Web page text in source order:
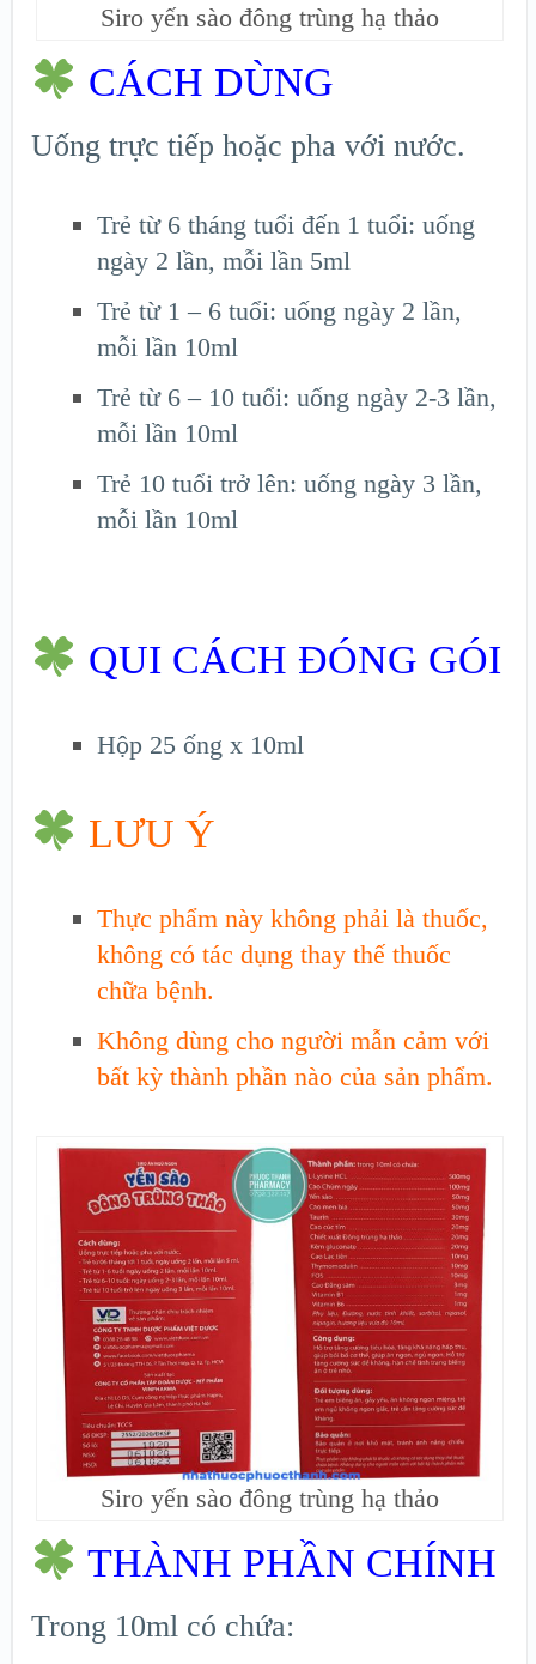
Siro yến sào đông trùng hạ thảo
CÁCH DÙNG
Uống trực tiếp hoặc pha với nước.
Trẻ từ 6 tháng tuổi đến 1 tuổi: uống
ngày 2 lần, mỗi lần 5ml
Trẻ từ 1 – 6 tuổi: uống ngày 2 lần,
mỗi lần 10ml
Trẻ từ 6 – 10 tuổi: uống ngày 2-3 lần,
mỗi lần 10ml
Trẻ 10 tuổi trở lên: uống ngày 3 lần,
mỗi lần 10ml
QUI CÁCH ĐÓNG GÓI
Hộp 25 ống x 10ml
LƯU Ý
Thực phẩm này không phải là thuốc,
không có tác dụng thay thế thuốc
chữa bệnh.
Không dùng cho người mẫn cảm với
bất kỳ thành phần nào của sản phẩm.
Siro yến sào đông trùng hạ thảo
THÀNH PHẦN CHÍNH
Trong 10ml có chứa: